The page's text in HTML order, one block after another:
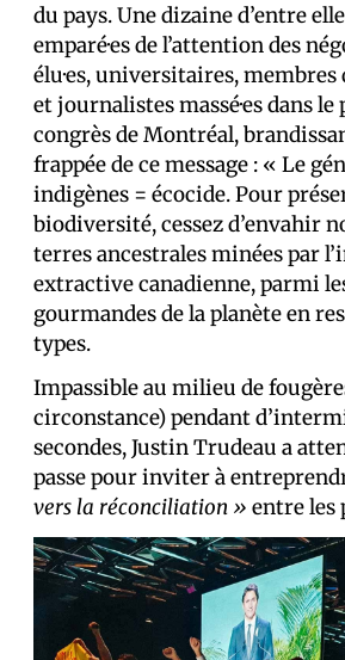
du pays. Une dizaine d’entre
emparé·es de l’attention des
élu·es, universitaires, membres
et journalistes massé·es dans le
congrès de Montréal,
frappée de ce message : « Le
indigènes = écocide. Pour
biodiversité, cessez d’envahir
terres ancestrales minées par
extractive canadienne, parmi
gourmandes de la planète en
types.
Impassible au milieu de
circonstance) pendant
secondes, Justin Trudeau a
passe pour inviter à
vers la réconciliation » entre les